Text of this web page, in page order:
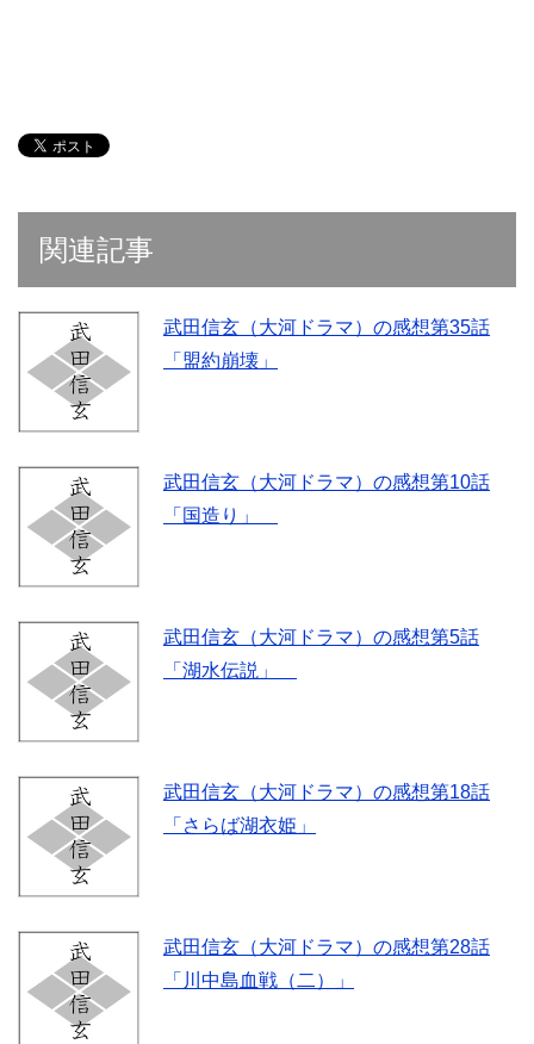
関連記事
武田信玄（大河ドラマ）の感想第35話
「盟約崩壊」
武田信玄（大河ドラマ）の感想第10話
「国造り」
武田信玄（大河ドラマ）の感想第5話
「湖水伝説」
武田信玄（大河ドラマ）の感想第18話
「さらば湖衣姫」
武田信玄（大河ドラマ）の感想第28話
「川中島血戦（二）」